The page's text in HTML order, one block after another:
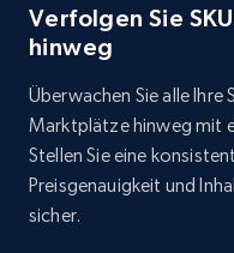
URL, Product id,
Rating, Reviews
and more.
1.3K+ 176+
Verfolgen Sie
hinweg
Überwachen Sie alle Ihre
Marktplätze hinweg mit
Stellen Sie eine
Preisgenauigkeit und
sicher.